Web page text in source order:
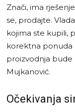
Znači, ima
se, prodajte.
kojima ste kupili,
korektna ponuda
proizvodnja bude
Mujkanović.
Očekivanja